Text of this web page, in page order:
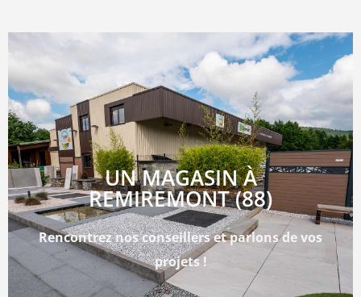
UN MAGASIN À
REMIREMONT (88)
Rencontrez nos conseillers et parlons de vos
projets !